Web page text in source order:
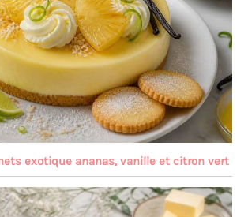
exotique ananas, vanille et citron vert